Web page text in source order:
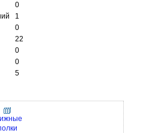
0
1
0
22
0
0
5